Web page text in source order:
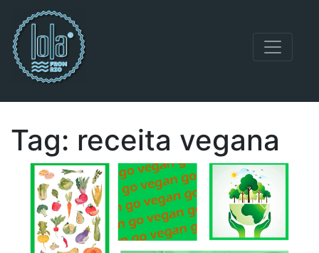
Navegação principal
Tag: receita vegana